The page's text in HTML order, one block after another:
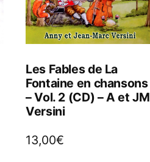
Les Fables de La
Fontaine en chansons
– Vol. 2 (CD) – A et JM
Versini
13,00€